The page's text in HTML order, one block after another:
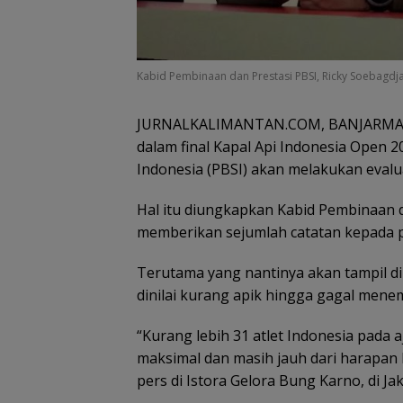
Kabid Pembinaan dan Prestasi PBSI, Ricky
JURNALKALIMANTAN.COM,
dalam final Kapal Api Indonesia Open
Indonesia (PBSI) akan melakukan
Hal itu diungkapkan Kabid Pembinaan
memberikan sejumlah catatan kepada
Terutama yang nantinya akan tampil
dinilai kurang apik hingga gagal
“Kurang lebih 31 atlet Indonesia pada
maksimal dan masih jauh dari harapan
pers di Istora Gelora Bung Karno, di